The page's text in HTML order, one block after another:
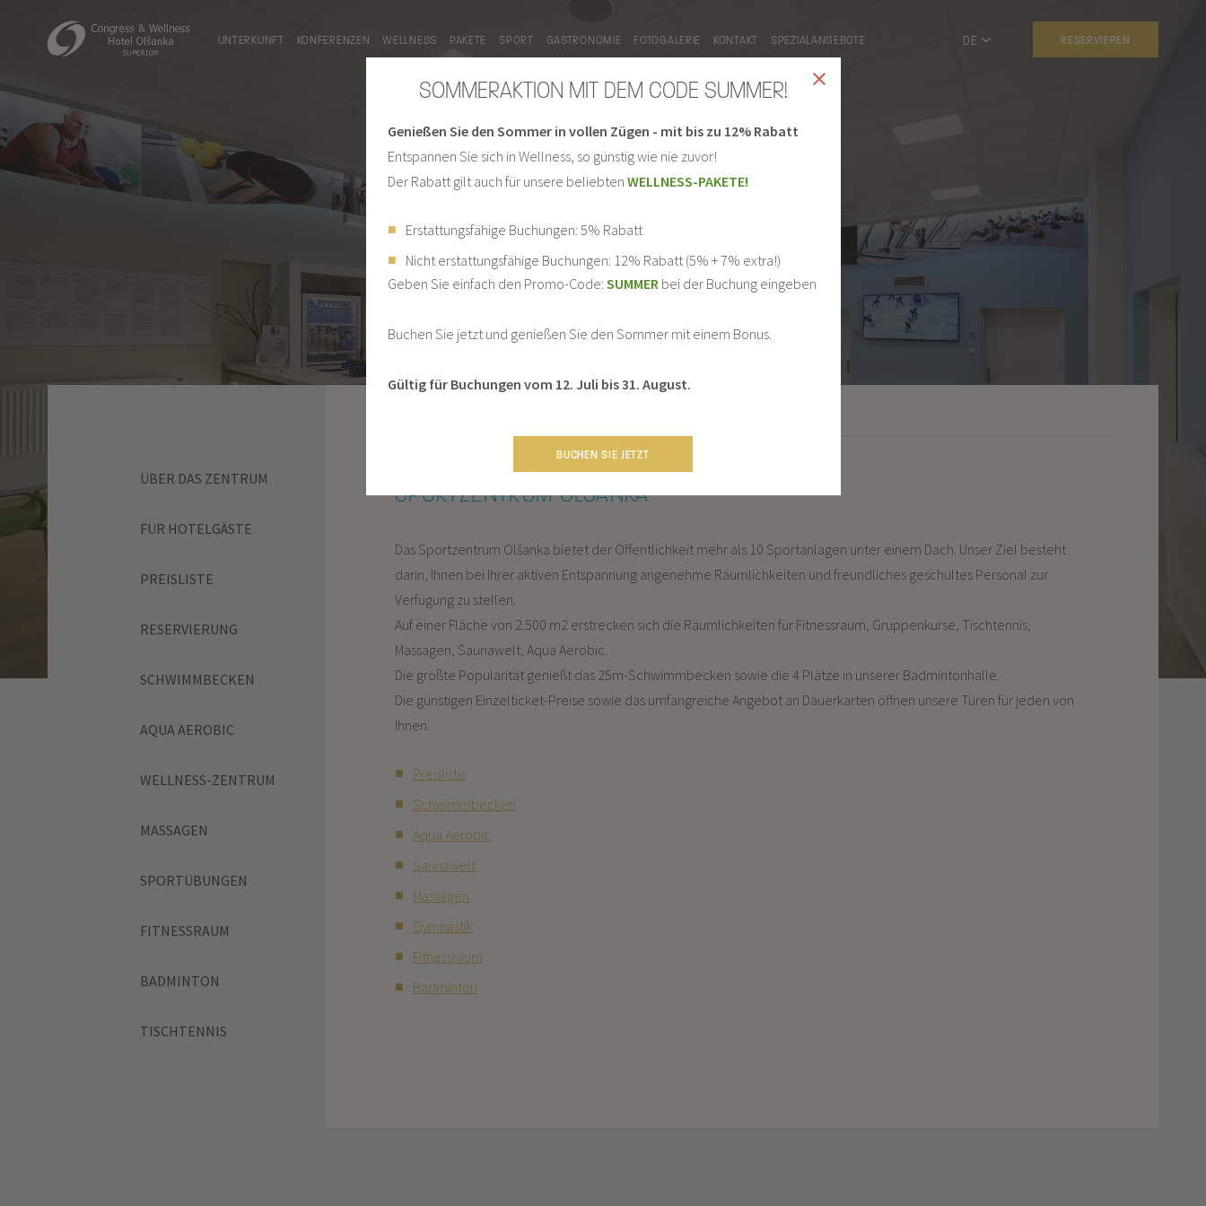
UNTERKUNFT KONFERENZEN WELLNESS PAKETE SPORT GASTRONOMIE FOTOGALERIE KONTAKT SPEZIALANGEBOTE DE RESERVIEREN
SPORT
ÜBER DAS ZENTRUM
FÜR HOTELGÄSTE
PREISLISTE
RESERVIERUNG
SCHWIMMBECKEN
AQUA AEROBIC
WELLNESS-ZENTRUM
MASSAGEN
SPORTÜBUNGEN
FITNESSRAUM
BADMINTON
TISCHTENNIS
SPORTZENTRUM OLŠANKA
Das Sportzentrum Olšanka bietet der Öffentlichkeit mehr als 10 Sportanlagen unter einem Dach. Unser Ziel besteht
darin, Ihnen bei Ihrer aktiven Entspannung angenehme Räumlichkeiten und freundliches geschultes Personal zur
Verfügung zu stellen.
Auf einer Fläche von 2.500 m2 erstrecken sich die Räumlichkeiten für Fitnessraum, Gruppenkurse, Tischtennis,
Massagen, Saunawelt, Aqua Aerobic.
Die größte Popularität genießt das 25m-Schwimmbecken sowie die 4 Plätze in unserer Badmintonhalle.
Die günstigen Einzelticket-Preise sowie das umfangreiche Angebot an Dauerkarten öffnen unsere Türen für jeden von
Ihnen.
Preisliste
Schwimmbecken
Aqua Aerobic
Saunawelt
Massagen
Gymnastik
Fitnessraum
Badminton
SOMMERAKTION MIT DEM CODE SUMMER!
Genießen Sie den Sommer in vollen Zügen - mit bis zu 12% Rabatt
Entspannen Sie sich in Wellness, so günstig wie nie zuvor!
Der Rabatt gilt auch für unsere beliebten WELLNESS-PAKETE!
Erstattungsfähige Buchungen: 5% Rabatt
Nicht erstattungsfähige Buchungen: 12% Rabatt (5% + 7% extra!)
Geben Sie einfach den Promo-Code: SUMMERbei der Buchung eingeben
Buchen Sie jetzt und genießen Sie den Sommer mit einem Bonus.
Gültig für Buchungen vom 12. Juli bis 31. August.
BUCHEN SIE JETZT